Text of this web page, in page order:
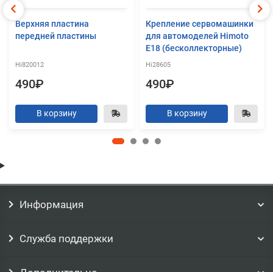
Верхняя пластина
передней пластины
Hi820012
490₽
В корзину
Крепление сервомашинки
для автомоделей Himoto
E18 (бесколлекторные)
Hi28605
490₽
В корзину
Информация
Служба поддержки